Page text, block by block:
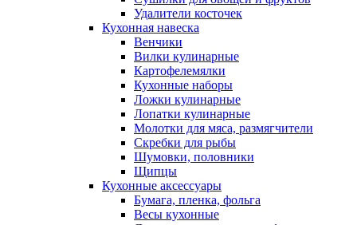
Удалители косточек
Кухонная навеска
Венчики
Вилки кулинарные
Картофелемялки
Кухонные наборы
Ложки кулинарные
Лопатки кулинарные
Молотки для мяса, размягчители
Скребки для рыбы
Шумовки, половники
Щипцы
Кухонные аксессуары
Бумага, пленка, фольга
Весы кухонные